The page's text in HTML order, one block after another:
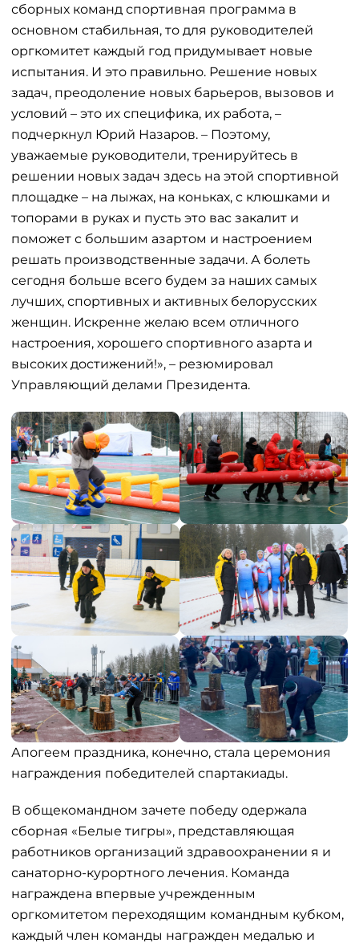
сборных команд спортивная программа в
основном стабильная, то для руководителей
оргкомитет каждый год придумывает новые
испытания. И это правильно. Решение новых
задач, преодоление новых барьеров, вызовов и
условий – это их специфика, их работа, –
подчеркнул Юрий Назаров. – Поэтому,
уважаемые руководители, тренируйтесь в
решении новых задач здесь на этой спортивной
площадке – на лыжах, на коньках, с клюшками и
топорами в руках и пусть это вас закалит и
поможет с большим азартом и настроением
решать производственные задачи. А болеть
сегодня больше всего будем за наших самых
лучших, спортивных и активных белорусских
женщин. Искренне желаю всем отличного
настроения, хорошего спортивного азарта и
высоких достижений!», – резюмировал
Управляющий делами Президента.
Апогеем праздника, конечно, стала церемония
награждения победителей спартакиады.
В общекомандном зачете победу одержала
сборная «Белые тигры», представляющая
работников организаций здравоохранении я и
санаторно-курортного лечения. Команда
награждена впервые учрежденным
оргкомитетом переходящим командным кубком,
каждый член команды награжден медалью и